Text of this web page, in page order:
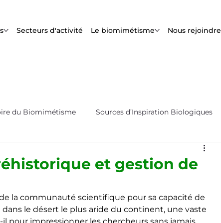
Secteurs d'activité Le biomimétisme Nous rejoindre
du Biomimétisme Sources d’Inspiration Biologiques
et gestion de
la communauté scientifique pour sa capacité de
dans le désert le plus aride du continent, une vaste